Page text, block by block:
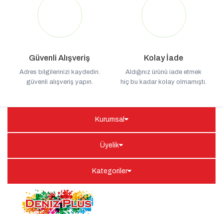
Güvenli Alışveriş
Adres bilgilerinizi kaydedin.
güvenli alışveriş yapın.
Kolay İade
Aldığınız ürünü iade etmek
hiç bu kadar kolay olmamıştı.
Kurumsal
Üyelik
Kategoriler